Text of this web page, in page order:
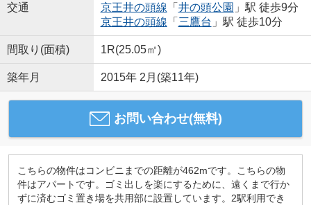
交通
京王井の頭線 「 井の頭公園 」駅 徒歩9分
京王井の頭線 「 三鷹台 」駅 徒歩10分
間取り(面積) 1R(25.05㎡)
築年月 2015年 2月(築11年)
お問い合わせ(無料)
こちらの物件はコンビニまでの距離が462mです。こちらの物
件はアパートです。ゴミ出しを楽にするために、遠くまで行か
ずに済むゴミ置き場を共用部に設置しています。2駅利用でき